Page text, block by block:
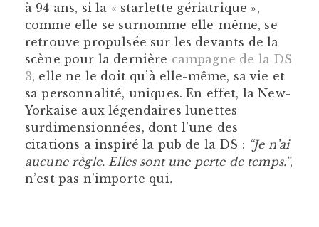
à 94 ans, si la « starlette gériatrique »,
comme elle se surnomme elle-même, se
retrouve propulsée sur les devants de la
scène pour la dernière campagne de la DS
3, elle ne le doit qu’à elle-même, sa vie et
sa personnalité, uniques. En effet, la New-
Yorkaise aux légendaires lunettes
surdimensionnées, dont l’une des
citations a inspiré la pub de la DS : “Je n’ai
aucune règle. Elles sont une perte de temps.”,
n’est pas n’importe qui.